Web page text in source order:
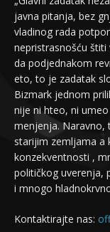
javna pitanja, bez
vladinog rada
nepristrasnošću
da podjednakom
eto, to je zadatak
Bizmark jednom
nije ni hteo, ni
menjenja. Naravno,
starijim zemljama a
konzekventnosti ,
političkog uverenja,
i mnogo
Kontaktirajte nas: